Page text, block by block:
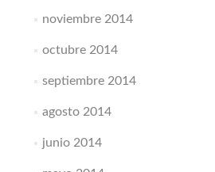
noviembre 2014
octubre 2014
septiembre 2014
agosto 2014
junio 2014